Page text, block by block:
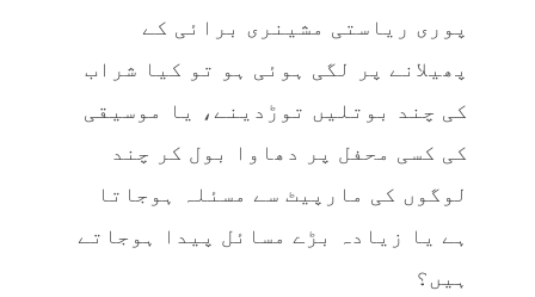
پوری ریاستی مشینری برائی کے
پھیلانے پر لگی ہوئی ہو تو کیا شراب
کی چند بوتلیں توڑدینے، یا موسیقی
کی کسی محفل پر دھاوا بول کر چند
لوگوں کی مارپیٹ سے مسئلہ ہوجاتا
ہے یا زیادہ بڑے مسائل پیدا ہوجاتے
ہیں؟